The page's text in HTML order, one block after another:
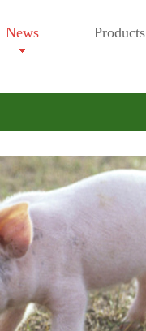
News Products